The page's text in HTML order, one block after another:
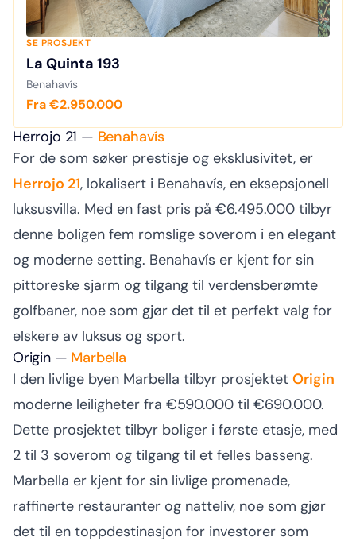
SE PROSJEKT
La Quinta 193
Benahavís
Fra €2.950.000
Herrojo 21 — Benahavís
For de som søker prestisje og eksklusivitet, er
Herrojo 21, lokalisert i Benahavís, en eksepsjonell
luksusvilla. Med en fast pris på €6.495.000 tilbyr
denne boligen fem romslige soverom i en elegant
og moderne setting. Benahavís er kjent for sin
pittoreske sjarm og tilgang til verdensberømte
golfbaner, noe som gjør det til et perfekt valg for
elskere av luksus og sport.
Origin — Marbella
I den livlige byen Marbella tilbyr prosjektet Origin
moderne leiligheter fra €590.000 til €690.000.
Dette prosjektet tilbyr boliger i første etasje, med
2 til 3 soverom og tilgang til et felles basseng.
Marbella er kjent for sin livlige promenade,
raffinerte restauranter og natteliv, noe som gjør
det til en toppdestinasjon for investorer som